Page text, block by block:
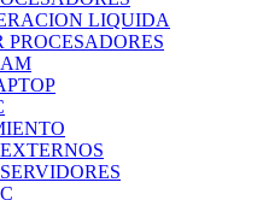
LIQUIDA
PROCESADORES